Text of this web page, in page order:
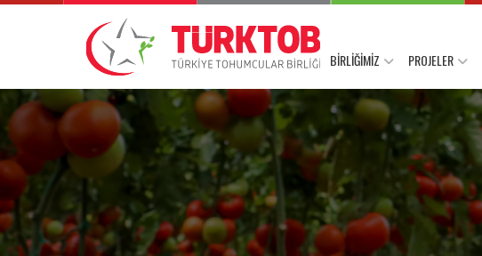
BİRLİĞİMİZ PROJELER